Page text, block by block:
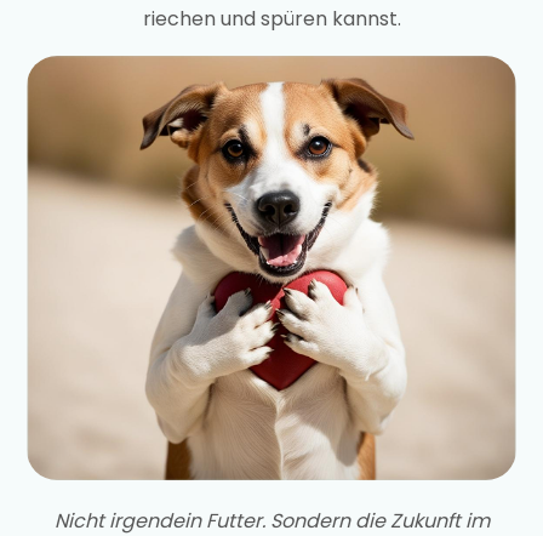
riechen und spüren kannst.
Nicht irgendein Futter. Sondern die Zukunft im